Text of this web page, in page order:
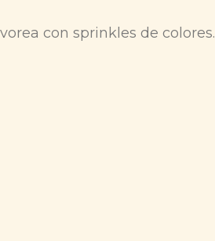
con sprinkles de colores.